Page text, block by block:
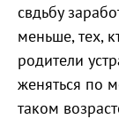
свдьбу
меньше, тех,
родители
женяться по
таком